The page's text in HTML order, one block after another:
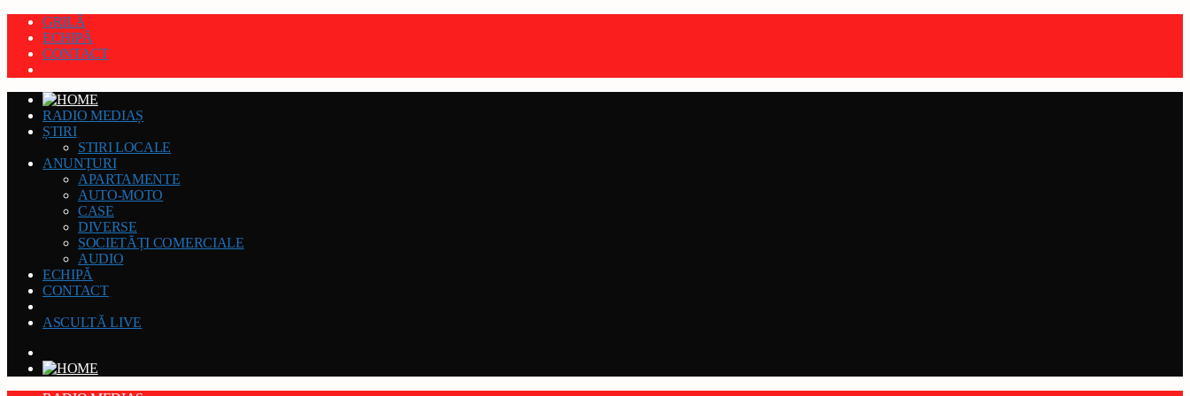
GRILĂ
ECHIPĂ
CONTACT
RADIO MEDIAȘ
ȘTIRI
STIRI LOCALE
ANUNȚURI
APARTAMENTE
AUTO-MOTO
CASE
DIVERSE
SOCIETĂȚI COMERCIALE
AUDIO
ECHIPĂ
CONTACT
ASCULTĂ LIVE